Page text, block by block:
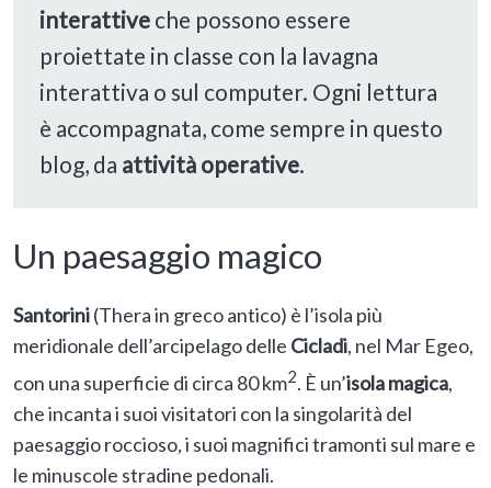
interattive che possono essere
proiettate in classe con la lavagna
interattiva o sul computer. Ogni lettura
è accompagnata, come sempre in questo
blog, da attività operative.
Un paesaggio magico
Santorini(Thera in greco antico) è l’isola più
meridionale dell’arcipelago delle Cicladi, nel Mar Egeo,
con una superficie di circa 80 km2. È un’isola magica,
che incanta i suoi visitatori con la singolarità del
paesaggio roccioso,i suoi magnifici tramonti sul mare e
le minuscole stradine pedonali.